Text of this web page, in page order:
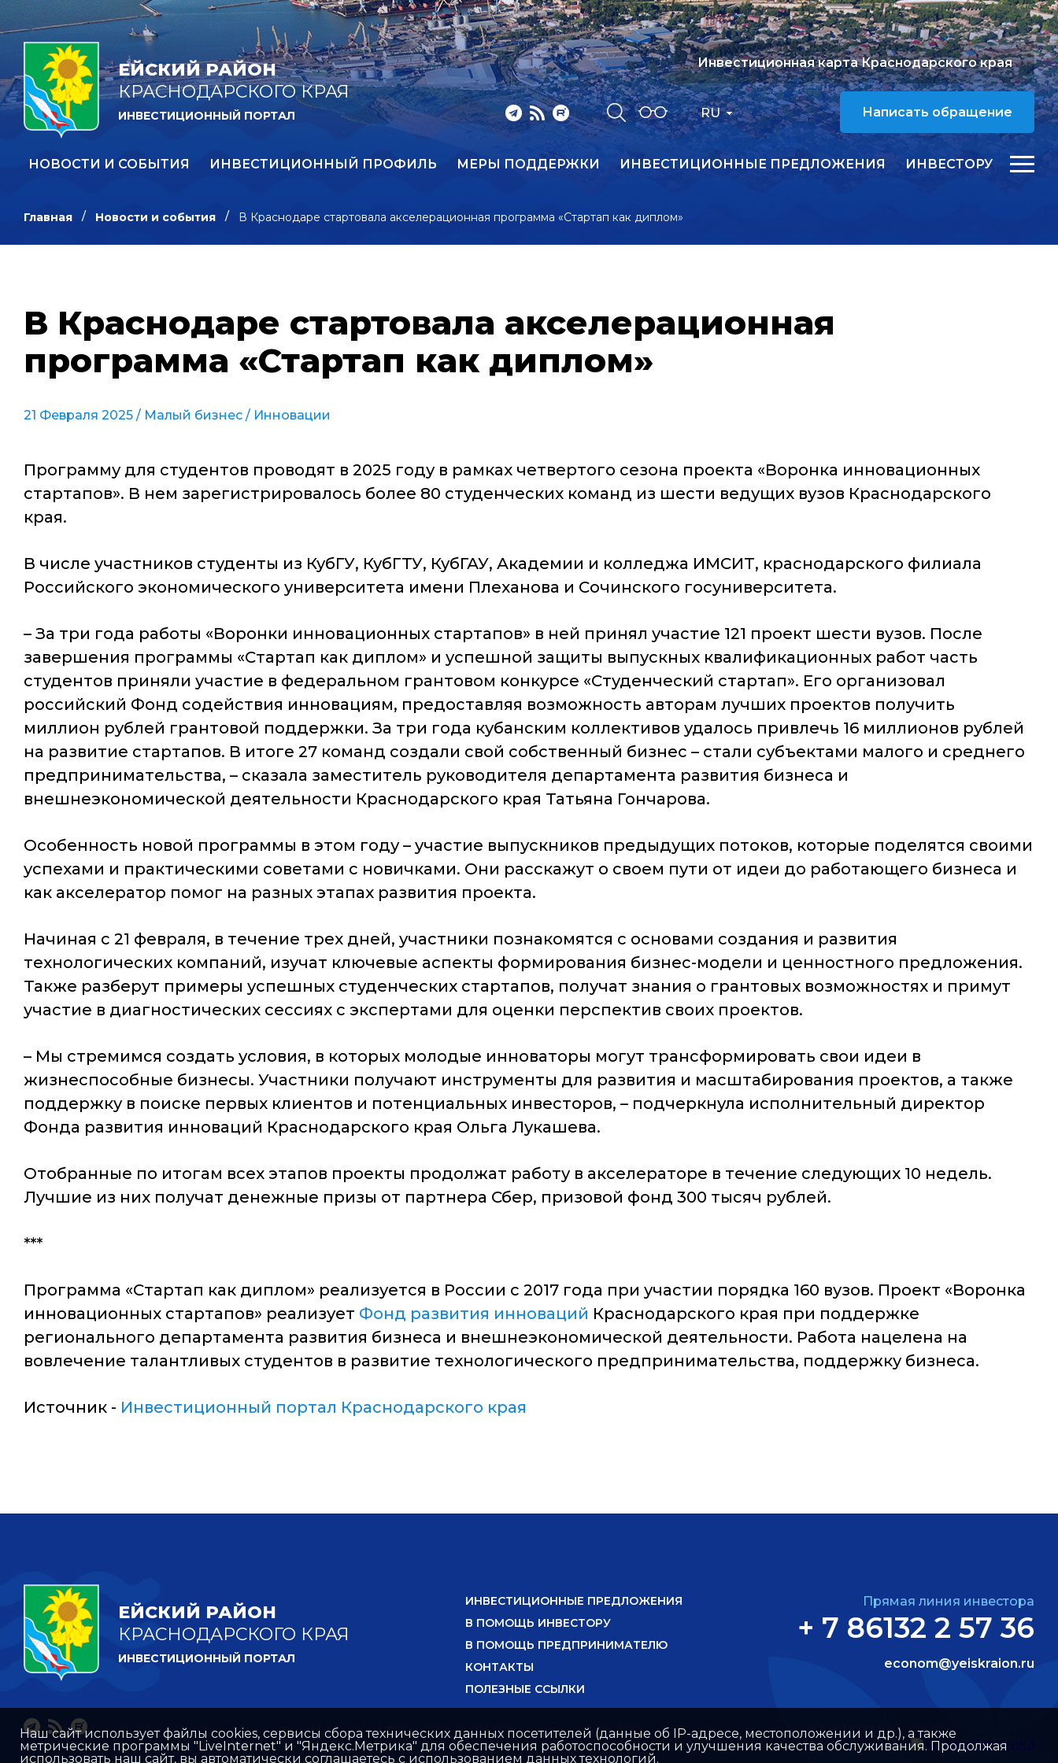
ЕЙСКИЙ РАЙОН
КРАСНОДАРСКОГО КРАЯ
ИНВЕСТИЦИОННЫЙ ПОРТАЛ RU
Инвестиционная карта Краснодарского края
Написать обращение
НОВОСТИ И СОБЫТИЯ ИНВЕСТИЦИОННЫЙ ПРОФИЛЬ МЕРЫ ПОДДЕРЖКИ ИНВЕСТИЦИОННЫЕ ПРЕДЛОЖЕНИЯ ИНВЕСТОРУ
Главная Новости и события В Краснодаре стартовала акселерационная программа «Стартап как диплом»
В Краснодаре стартовала акселерационная
программа «Стартап как диплом»
21 Февраля 2025 / Малый бизнес / Инновации
Программу для студентов проводят в 2025 году в рамках четвертого сезона проекта «Воронка инновационных
стартапов». В нем зарегистрировалось более 80 студенческих команд из шести ведущих вузов Краснодарского
края.
В числе участников студенты из КубГУ, КубГТУ, КубГАУ, Академии и колледжа ИМСИТ, краснодарского филиала
Российского экономического университета имени Плеханова и Сочинского госуниверситета.
– За три года работы «Воронки инновационных стартапов» в ней принял участие 121 проект шести вузов. После
завершения программы «Стартап как диплом» и успешной защиты выпускных квалификационных работ часть
студентов приняли участие в федеральном грантовом конкурсе «Студенческий стартап». Его организовал
российский Фонд содействия инновациям, предоставляя возможность авторам лучших проектов получить
миллион рублей грантовой поддержки. За три года кубанским коллективов удалось привлечь 16 миллионов рублей
на развитие стартапов. В итоге 27 команд создали свой собственный бизнес – стали субъектами малого и среднего
предпринимательства, – сказала заместитель руководителя департамента развития бизнеса и
внешнеэкономической деятельности Краснодарского края Татьяна Гончарова.
Особенность новой программы в этом году – участие выпускников предыдущих потоков, которые поделятся своими
успехами и практическими советами с новичками. Они расскажут о своем пути от идеи до работающего бизнеса и
как акселератор помог на разных этапах развития проекта.
Начиная с 21 февраля, в течение трех дней, участники познакомятся с основами создания и развития
технологических компаний, изучат ключевые аспекты формирования бизнес-модели и ценностного предложения.
Также разберут примеры успешных студенческих стартапов, получат знания о грантовых возможностях и примут
участие в диагностических сессиях с экспертами для оценки перспектив своих проектов.
– Мы стремимся создать условия, в которых молодые инноваторы могут трансформировать свои идеи в
жизнеспособные бизнесы. Участники получают инструменты для развития и масштабирования проектов, а также
поддержку в поиске первых клиентов и потенциальных инвесторов, – подчеркнула исполнительный директор
Фонда развития инноваций Краснодарского края Ольга Лукашева.
Отобранные по итогам всех этапов проекты продолжат работу в акселераторе в течение следующих 10 недель.
Лучшие из них получат денежные призы от партнера Сбер, призовой фонд 300 тысяч рублей.
***
Программа «Стартап как диплом» реализуется в России с 2017 года при участии порядка 160 вузов. Проект «Воронка
инновационных стартапов» реализует Фонд развития инноваций Краснодарского края при поддержке
регионального департамента развития бизнеса и внешнеэкономической деятельности. Работа нацелена на
вовлечение талантливых студентов в развитие технологического предпринимательства, поддержку бизнеса.
Источник - Инвестиционный портал Краснодарского края
ЕЙСКИЙ РАЙОН
КРАСНОДАРСКОГО КРАЯ
ИНВЕСТИЦИОННЫЙ ПОРТАЛ
ИНВЕСТИЦИОННЫЕ ПРЕДЛОЖЕНИЯ
В ПОМОЩЬ ИНВЕСТОРУ
В ПОМОЩЬ ПРЕДПРИНИМАТЕЛЮ
КОНТАКТЫ
ПОЛЕЗНЫЕ ССЫЛКИ
Прямая линия инвестора
+ 7 86132 2 57 36
econom@yeiskraion.ru
Наш сайт использует файлы cookies, сервисы сбора технических данных посетителей (данные об IP-адресе, местоположении и др.), а также
метрические программы "LiveInternet" и "Яндекс.Метрика" для обеспечения работоспособности и улучшения качества обслуживания. Продолжая
использовать наш сайт, вы автоматически соглашаетесь с использованием данных технологий.